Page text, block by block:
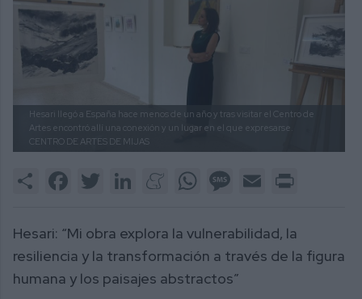
Hesari llegó a España hace menos de un año y tras visitar el Centro de
Artes encontró allí una conexión y un lugar en el que expresarse.
CENTRO DE ARTES DE MIJAS
Share FacebookTwitter LinkedInMeneameWhatsAppMessage
Email
Hesari: “Mi obra explora la vulnerabilidad, la
resiliencia y la transformación a través de la figura
humana y los paisajes abstractos”